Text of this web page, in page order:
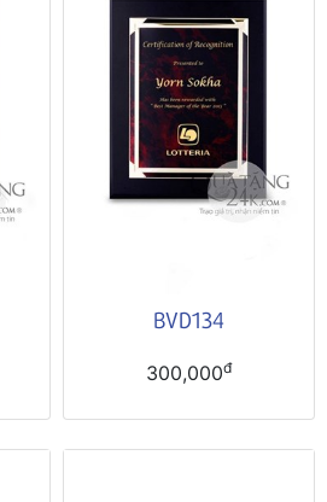
BVD134
300,000đ